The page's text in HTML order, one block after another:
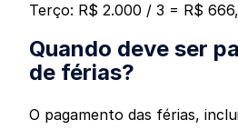
Terço: R$ 2.000 / 3 = R$
Quando deve ser
de férias?
O pagamento das férias,